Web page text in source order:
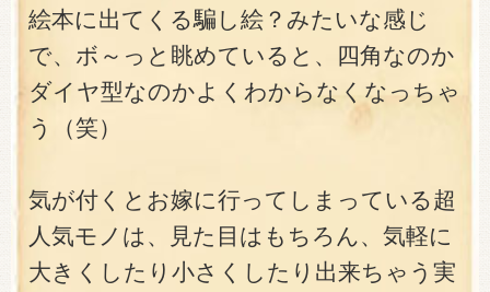
絵本に出てくる騙し絵？みたいな感じ
で、ボ～っと眺めていると、四角なのか
ダイヤ型なのかよくわからなくなっちゃ
う（笑）
気が付くとお嫁に行ってしまっている超
人気モノは、見た目はもちろん、気軽に
大きくしたり小さくしたり出来ちゃう実